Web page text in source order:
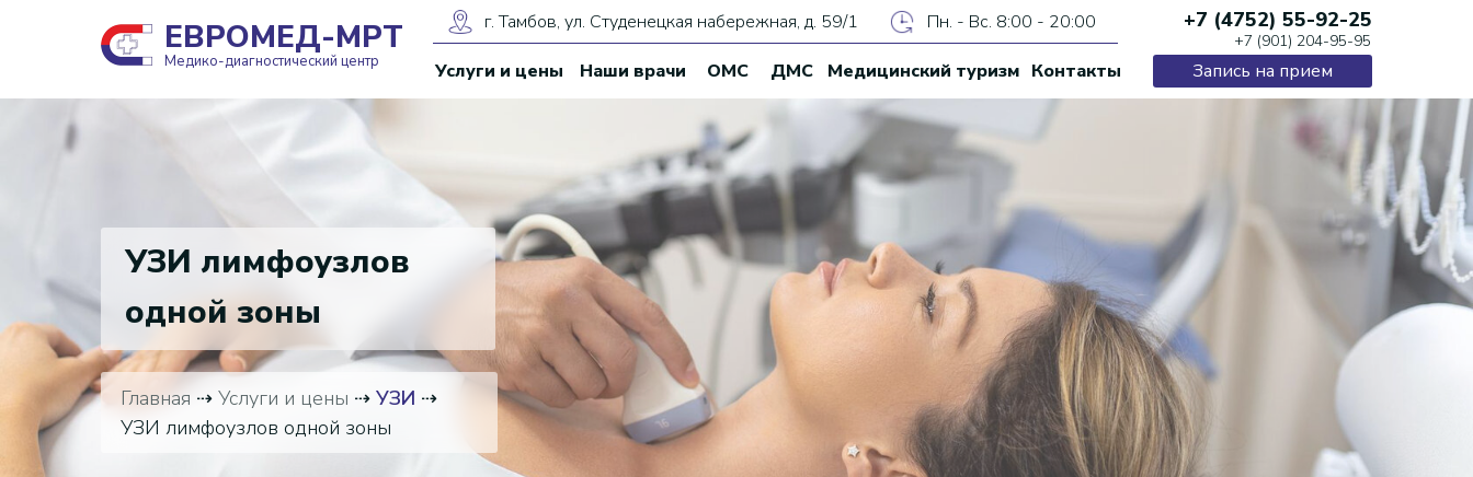
Услуги и цены Наши врачи
ЕВРОМЕД-МРТ
Медико-диагностический центр Запись на прием
+7 (4752) 55-92-25
ОМС ДМС Контакты
г. Тамбов, ул. Студенецкая набережная, д. 59/1 Пн. - Вс. 8:00 - 20:00
+7 (901) 204-95-95
Медицинский туризм
УЗИ лимфоузлов
одной зоны
Главная ⇢ Услуги и цены ⇢ УЗИ ⇢
УЗИ лимфоузлов одной зоны